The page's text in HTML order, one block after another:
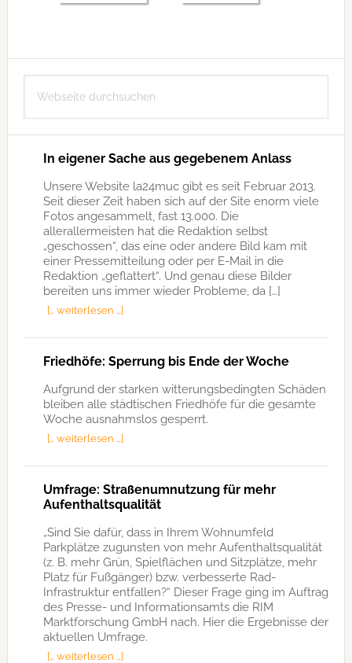
Seitenspalte
durchsuchen
In eigener Sache aus gegebenem Anlass
Unsere Website la24muc gibt es seit Februar 2013.
Seit dieser Zeit haben sich auf der Site enorm viele
Fotos angesammelt, fast 13.000. Die
allerallermeisten hat die Redaktion selbst
„geschossen“, das eine oder andere Bild kam mit
einer Pressemitteilung oder per E-Mail in die
Redaktion „geflattert“. Und genau diese Bilder
bereiten uns immer wieder Probleme, da […]
[… weiterlesen …]
Friedhöfe: Sperrung bis Ende der Woche
Aufgrund der starken witterungsbedingten Schäden
bleiben alle städtischen Friedhöfe für die gesamte
Woche ausnahmslos gesperrt.
[… weiterlesen …]
Umfrage: Straßenumnutzung für mehr
Aufenthaltsqualität
„Sind Sie dafür, dass in Ihrem Wohnumfeld
Parkplätze zugunsten von mehr Aufenthaltsqualität
(z. B. mehr Grün, Spielflächen und Sitzplätze, mehr
Platz für Fußgänger) bzw. verbesserte Rad-
Infrastruktur entfallen?“ Dieser Frage ging im Auftrag
des Presse- und Informationsamts die RIM
Marktforschung GmbH nach. Hier die Ergebnisse der
aktuellen Umfrage.
[… weiterlesen …]